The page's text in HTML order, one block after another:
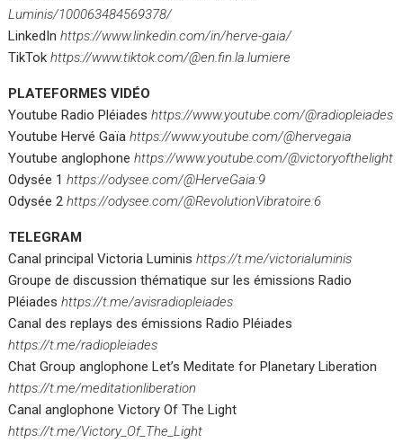
Luminis/100063484569378/
LinkedInhttps://www.linkedin.com/in/herve-gaia/
TikTokhttps://www.tiktok.com/@en.fin.la.lumiere
PLATEFORMES VIDÉO
Youtube Radio Pléiadeshttps://www.youtube.com/@radiopleiades
Youtube Hervé Gaïahttps://www.youtube.com/@hervegaia
Youtube anglophonehttps://www.youtube.com/@victoryofthelight
Odysée 1https://odysee.com/@HerveGaia:9
Odysée 2https://odysee.com/@RevolutionVibratoire:6
TELEGRAM
Canal principal Victoria Luminishttps://t.me/victorialuminis
Groupe de discussion thématique sur les émissions Radio
Pléiadeshttps://t.me/avisradiopleiades
Canal des replays des émissions Radio Pléiades
https://t.me/radiopleiades
Chat Group anglophone Let’s Meditate for Planetary Liberation
https://t.me/meditationliberation
Canal anglophone Victory Of The Light
https://t.me/Victory_Of_The_Light